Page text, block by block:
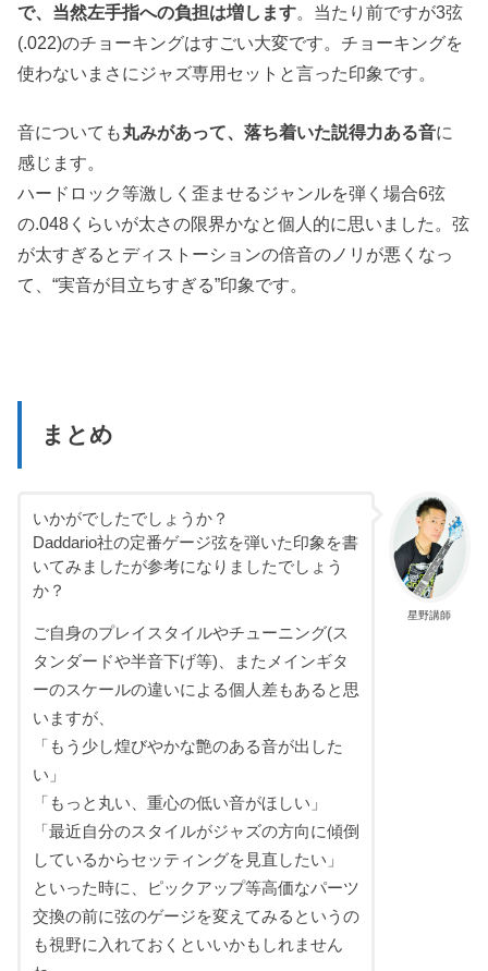
で、当然左手指への負担は増します。当たり前ですが3弦
(.022)のチョーキングはすごい大変です。チョーキングを
使わないまさにジャズ専用セットと言った印象です。
音についても丸みがあって、落ち着いた説得力ある音に
感じます。
ハードロック等激しく歪ませるジャンルを弾く場合6弦
の.048くらいが太さの限界かなと個人的に思いました。弦
が太すぎるとディストーションの倍音のノリが悪くなっ
て、“実音が目立ちすぎる”印象です。
まとめ
星野講師
いかがでしたでしょうか？
Daddario社の定番ゲージ弦を弾いた印象を書
いてみましたが参考になりましたでしょう
か？
ご自身のプレイスタイルやチューニング(ス
タンダードや半音下げ等)、またメインギタ
ーのスケールの違いによる個人差もあると思
いますが、
「もう少し煌びやかな艶のある音が出した
い」
「もっと丸い、重心の低い音がほしい」
「最近自分のスタイルがジャズの方向に傾倒
しているからセッティングを見直したい」
といった時に、ピックアップ等高価なパーツ
交換の前に弦のゲージを変えてみるというの
も視野に入れておくといいかもしれません